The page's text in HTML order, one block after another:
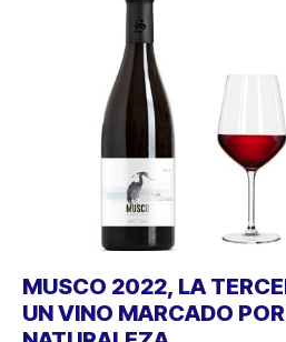
MUSCO 2022, LA
UN VINO MARCADO